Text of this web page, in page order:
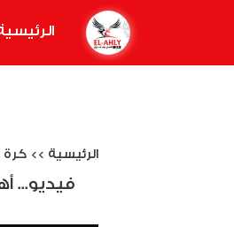
الرئيسية >> كرة
فيديو...